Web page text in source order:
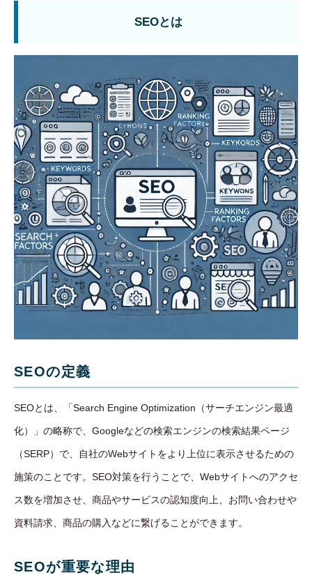
SEOとは
SEOの定義
SEOとは、「Search Engine Optimization（サーチエンジン最適
化）」の略称で、Googleなどの検索エンジンの検索結果ページ
（SERP）で、自社のWebサイトをより上位に表示させるための
施策のことです。SEO対策を行うことで、Webサイトへのアクセ
ス数を増加させ、商品やサービスの認知度向上、お問い合わせや
資料請求、商品の購入などに繋げることができます。
SEOが重要な理由